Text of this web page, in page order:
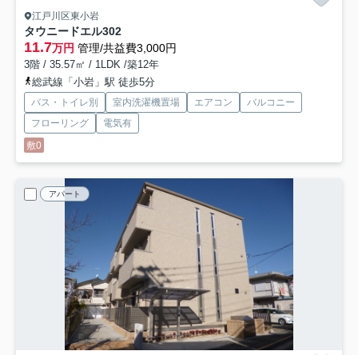
江戸川区東小岩
タウニードエル302
11.7万円 管理/共益費3,000円
3階 / 35.57㎡ / 1LDK /築12年
総武線「小岩」駅 徒歩5分
バス・トイレ別 室内洗濯機置場 エアコン
バルコニー
フローリング
電気有
敷0
アパート